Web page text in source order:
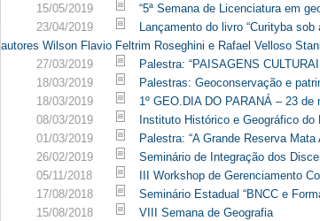
15/05/2019
“5ª Semana de Licenciatura em
23/04/2019
Lançamento do livro “Curityba
autores Wilson Flavio Feltrim Roseghini e Rafael Velloso
27/03/2019
Palestra: “PAISAGENS
18/03/2019
Palestras: Geoconservação e
18/03/2019
1º GEO.DIA DO PARANÁ – 23 de
08/03/2019
Instituto Histórico e Geográfico
01/03/2019
Palestra: “A Grande Reserva
26/02/2019
Seminário de Integração dos
05/11/2018
III Workshop de Gerenciamento
17/08/2018
Seminário Estadual “BNCC e
15/08/2018
VIII Semana de Geografia